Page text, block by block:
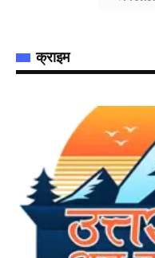
क्राइम